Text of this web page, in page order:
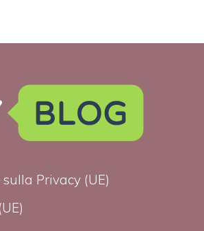
Privacy (UE)